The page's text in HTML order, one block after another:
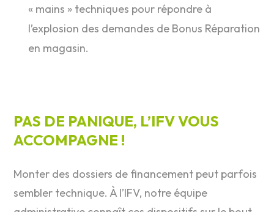
« mains » techniques pour répondre à
l’explosion des demandes de Bonus Réparation
en magasin.
PAS DE PANIQUE, L’IFV VOUS
ACCOMPAGNE !
Monter des dossiers de financement peut parfois
sembler technique. À l’IFV, notre équipe